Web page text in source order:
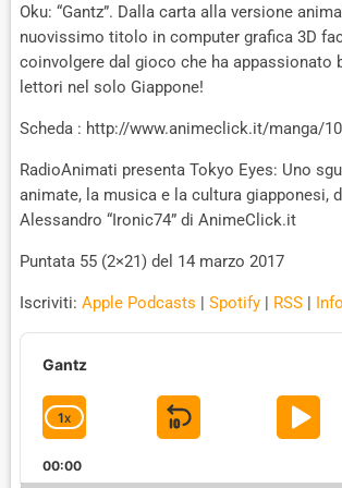
Oku: “Gantz”. Dalla carta alla versione
nuovissimo titolo in computer grafica 3D
coinvolgere dal gioco che ha appassionato
lettori nel solo Giappone!
Scheda : http://www.animeclick.it/manga/
RadioAnimati presenta Tokyo Eyes: Uno
animate, la musica e la cultura giapponesi,
Alessandro “Ironic74” di AnimeClick.it
Puntata 55 (2×21) del 14 marzo 2017
Iscriviti: Apple Podcasts Spotify RSS Info
A
Gantz
C
A
1X
S
P
00:00